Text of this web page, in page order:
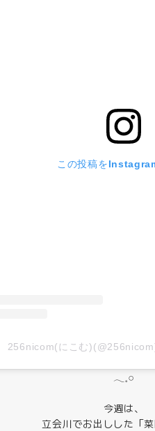
この投稿を
256nicom(にこむ
𓂃𓈒𓏸
今週は、
立会川でお出しした「菜